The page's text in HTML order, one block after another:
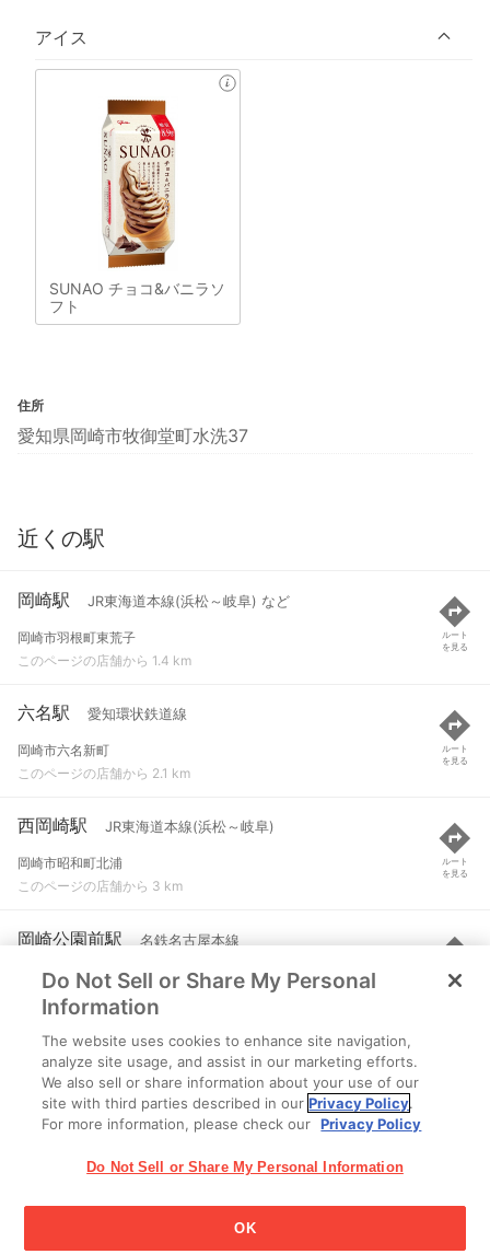
アイス
SUNAO チョコ&バニラソ
フト
住所
愛知県岡崎市牧御堂町水洗37
近くの駅
岡崎駅 JR東海道本線(浜松～岐阜) など
岡崎市羽根町東荒子
このページの店舗から 1.4 km
ルート
を見る
六名駅 愛知環状鉄道線
岡崎市六名新町
このページの店舗から 2.1 km
ルート
を見る
西岡崎駅 JR東海道本線(浜松～岐阜)
岡崎市昭和町北浦
このページの店舗から 3 km
ルート
を見る
岡崎公園前駅 名鉄名古屋本線
岡崎市中岡崎町
このページの店舗から 3.6 km
ルート
を見る
中岡崎駅 愛知環状鉄道線
岡崎市八帖町字住環通り
このページの店舗から 3.7 km
江崎グリコ株式会社 Copyright © 2025 Ezaki Glico Co., Ltd.
Do Not Sell or Share My Personal
Information
The website uses cookies to enhance site navigation,
analyze site usage, and assist in our marketing efforts.
We also sell or share information about your use of our
site with third parties described in ourPrivacy Policy.
For more information, please check our Privacy Policy
Do Not Sell or Share My Personal Information
OK